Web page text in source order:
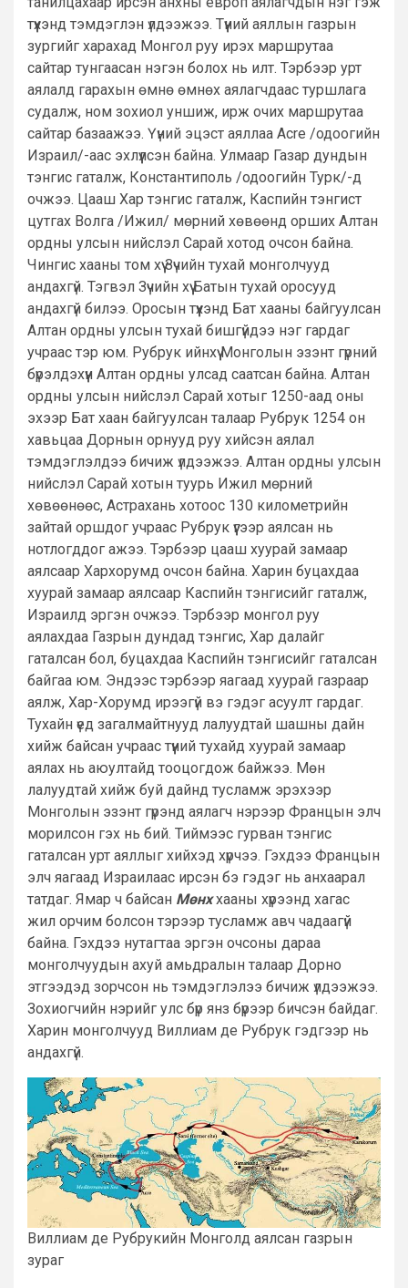
түүхэнд тэмдэглэн үлдээжээ. Түүний аяллын газрын
зургийг харахад Монгол руу ирэх маршрутаа
сайтар тунгаасан нэгэн болох нь илт. Тэрбээр урт
аялалд гарахын өмнө өмнөх аялагчдаас туршлага
судалж, ном зохиол уншиж, ирж очих маршрутаа
сайтар базаажээ. Үүний эцэст аяллаа Acre /одоогийн
Израил/-аас эхлүүлсэн байна. Улмаар Газар дундын
тэнгис гаталж, Константиполь /одоогийн Турк/-д
очжээ. Цааш Хар тэнгис гаталж, Каспийн тэнгист
цутгах Волга /Ижил/ мөрний хөвөөнд орших Алтан
ордны улсын нийслэл Сарай хотод очсон байна.
Чингис хааны том хүү Зүчийн тухай монголчууд
андахгүй. Тэгвэл Зүчийн хүү Батын тухай оросууд
андахгүй билээ. Оросын түүхэнд Бат хааны байгуулсан
Алтан ордны улсын тухай бишгүйдээ нэг гардаг
учраас тэр юм. Рубрук ийнхүү Монголын эзэнт гүрний
бүрэлдэхүүн Алтан ордны улсад саатсан байна. Алтан
ордны улсын нийслэл Сарай хотыг 1250-аад оны
эхээр Бат хаан байгуулсан талаар Рубрук 1254 он
хавьцаа Дорнын орнууд руу хийсэн аялал
тэмдэглэлдээ бичиж үлдээжээ. Алтан ордны улсын
нийслэл Сарай хотын туурь Ижил мөрний
хөвөөнөөс, Астрахань хотоос 130 километрийн
зайтай оршдог учраас Рубрук үүгээр аялсан нь
нотлогддог ажээ. Тэрбээр цааш хуурай замаар
аялсаар Хархорумд очсон байна. Харин буцахдаа
хуурай замаар аялсаар Каспийн тэнгисийг гаталж,
Израилд эргэн очжээ. Тэрбээр монгол руу
аялахдаа Газрын дундад тэнгис, Хар далайг
гаталсан бол, буцахдаа Каспийн тэнгисийг гаталсан
байгаа юм. Эндээс тэрбээр яагаад хуурай газраар
аялж, Хар-Хорумд ирээгүй вэ гэдэг асуулт гардаг.
Тухайн үед загалмайтнууд лалуудтай шашны дайн
хийж байсан учраас түүний тухайд хуурай замаар
аялах нь аюултайд тооцогдож байжээ. Мөн
лалуудтай хийж буй дайнд тусламж эрэхээр
Монголын эзэнт гүрэнд аялагч нэрээр Францын элч
морилсон гэх нь бий. Тиймээс гурван тэнгис
гаталсан урт аяллыг хийхэд хүрчээ. Гэхдээ Францын
элч яагаад Израилаас ирсэн бэ гэдэг нь анхаарал
татдаг. Ямар ч байсан Мөнххааны хүрээнд хагас
жил орчим болсон тэрээр тусламж авч чадаагүй
байна. Гэхдээ нутагтаа эргэн очсоны дараа
монголчуудын ахуй амьдралын талаар Дорно
этгээдэд зорчсон нь тэмдэглэлээ бичиж үлдээжээ.
Зохиогчийн нэрийг улс бүр янз бүрээр бичсэн байдаг.
Харин монголчууд Виллиам де Рубрук гэдгээр нь
андахгүй.
Виллиам де Рубрукийн Монголд аялсан газрын
зураг